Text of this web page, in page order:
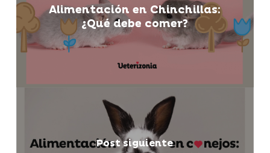
Alimentación en Chinchillas:
¿Qué debe comer?
Post siguiente